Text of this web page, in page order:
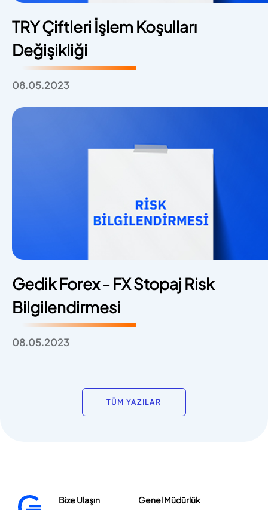
TRY Çiftleri İşlem Koşulları
Değişikliği
08.05.2023
Gedik Forex - FX Stopaj Risk
Bilgilendirmesi
08.05.2023
TÜM YAZILAR
Bize Ulaşın
Genel Müdürlük